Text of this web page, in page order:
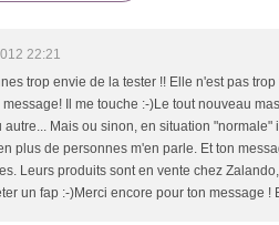
22:21
trop envie de la tester !! Elle n'est pas
Il me touche :-)Le tout nouveau
Mais ou sinon, en situation
plus de personnes m'en parle. Et ton
Leurs produits sont en vente chez
un fap :-)Merci encore pour ton message !